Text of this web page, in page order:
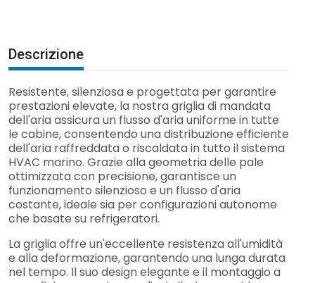
Descrizione
Resistente, silenziosa e progettata per garantire
prestazioni elevate, la nostra griglia di mandata
dell'aria assicura un flusso d'aria uniforme in tutte
le cabine, consentendo una distribuzione efficiente
dell'aria raffreddata o riscaldata in tutto il sistema
HVAC marino. Grazie alla geometria delle pale
ottimizzata con precisione, garantisce un
funzionamento silenzioso e un flusso d'aria
costante, ideale sia per configurazioni autonome
che basate su refrigeratori.
La griglia offre un'eccellente resistenza all'umidità
e alla deformazione, garantendo una lunga durata
nel tempo. Il suo design elegante e il montaggio a